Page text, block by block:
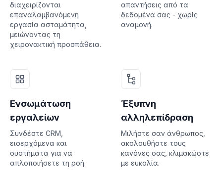
διαχειρίζονται
επαναλαμβανόμενη
εργασία ασταμάτητα,
μειώνοντας τη
χειρονακτική προσπάθεια.
απαντήσεις από τα
δεδομένα σας - χωρίς
αναμονή.
Ενσωμάτωση
εργαλείων
Συνδέστε CRM,
εισερχόμενα και
συστήματα για να
απλοποιήσετε τη ροή.
Έξυπνη
αλληλεπίδραση
Μιλήστε σαν άνθρωπος,
ακολουθήστε τους
κανόνες σας, κλιμακώστε
με ευκολία.